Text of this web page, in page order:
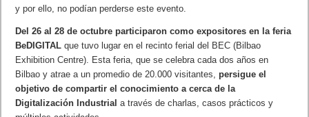
y por ello, no podían perderse este evento.
Del 26 al 28 de octubre participaron como expositores en la feria
BeDIGITAL que tuvo lugar en el recinto ferial del BEC (Bilbao
Exhibition Centre). Esta feria, que se celebra cada dos años en
Bilbao y atrae a un promedio de 20.000 visitantes,persigue el
objetivo de compartir el conocimiento a cerca de la
Digitalización Industrial a través de charlas, casos prácticos y